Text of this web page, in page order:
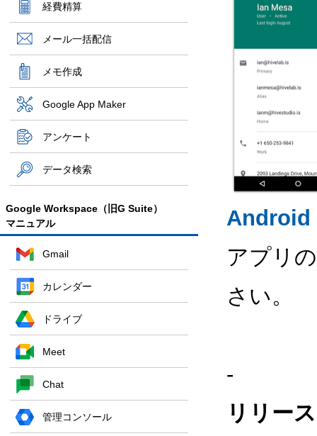
経費精算
メール一括配信
メモ作成
Google App Maker
アンケート
データ検索
Google Workspace（旧G Suite）
マニュアル
Gmail
カレンダー
ドライブ
Meet
Chat
管理コンソール
Android
アプリ
さい。
-
リリー